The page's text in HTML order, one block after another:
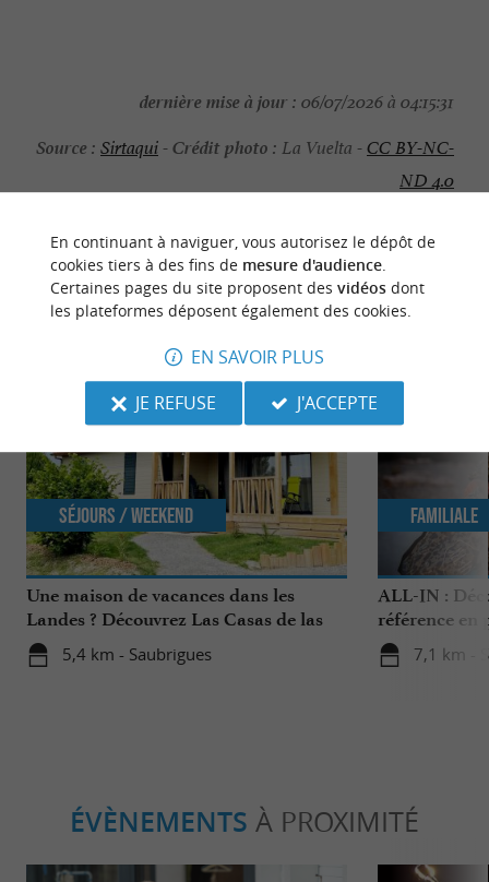
dernière mise à jour : 06/07/2026 à 04:15:31
Source : Sirtaqui-Crédit photo : La Vuelta -CC BY-NC-
ND 4.0
NOUS AVONS TESTÉPOUR VOUS
Une maison de vacances dans les
Landes ? Découvrez Las Casas de las
Lanas à Saubrigues !
5,4 km - Saubrigues
Séjours / Weekend
ALL-IN :
référence en
accessoires
7,1 km -
Familiale
ÉVÈNEMENTS À PROXIMITÉ
En continuant à naviguer, vous autorisez le dépôt de
cookies tiers à des fins de mesure d'audience.
Certaines pages du site proposent des vidéosdont
les plateformes déposent également des cookies.
EN SAVOIR PLUS
JE REFUSE
J'ACCEPTE